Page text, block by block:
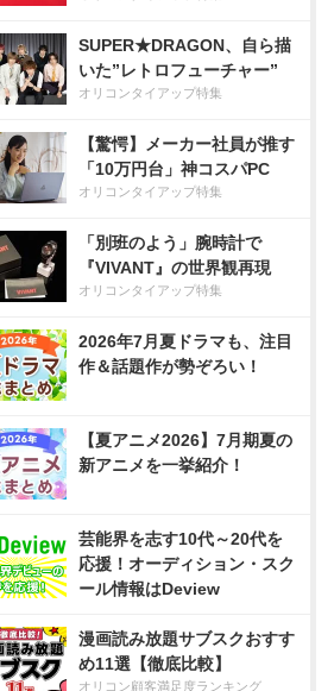
SUPER★DRAGON、自ら描
いた”レトロフューチャー”
オリコンタイアップ特集
【驚愕】メーカー社員が推す
「10万円台」神コスパPC
オリコンタイアップ特集
「別班のよう」腕時計で
『VIVANT』の世界観再現
オリコンタイアップ特集
2026年7月夏ドラマも、注目
作＆話題作が勢ぞろい！
【夏アニメ2026】7月期夏の
新アニメを一挙紹介！
芸能界を志す10代～20代を
応援！オーディション・スク
ール情報はDeview
漫画読み放題サブスクおすす
め11選【徹底比較】
オリコン顧客満足度ランキング